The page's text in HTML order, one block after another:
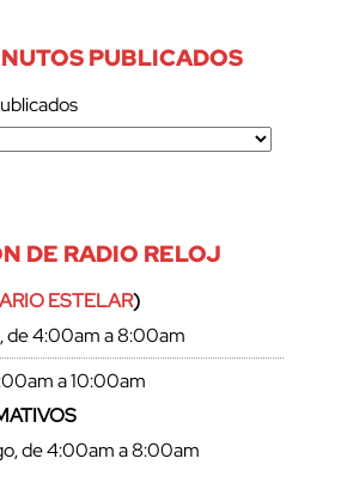
PUBLICADOS
DE RADIO RELOJ
ESTELAR)
de 4:00am a 8:00am
a 10:00am
de 4:00am a 8:00am